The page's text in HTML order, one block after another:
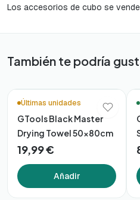
Los accesorios de cubo se
También te podría
Últimas unidades
GTools Black Master
Drying Towel 50x80cm
19,99 €
Añadir